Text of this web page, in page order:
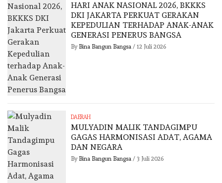
HARI ANAK NASIONAL 2026, BKKKS
DKI JAKARTA PERKUAT GERAKAN
KEPEDULIAN TERHADAP ANAK-ANAK
GENERASI PENERUS BANGSA
By Bina Bangun Bangsa/ 12 Juli 2026
DAERAH
MULYADIN MALIK TANDAGIMPU
GAGAS HARMONISASI ADAT, AGAMA
DAN NEGARA
By Bina Bangun Bangsa/ 3 Juli 2026